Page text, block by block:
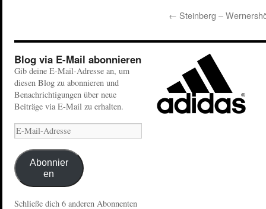
← Steinberg –
Blog via E-Mail abonnieren
Gib deine E-Mail-Adresse an, um
diesen Blog zu abonnieren und
Benachrichtigungen über neue
Beiträge via E-Mail zu erhalten.
Abonnier
en
Schließe dich 6 anderen Abonnenten